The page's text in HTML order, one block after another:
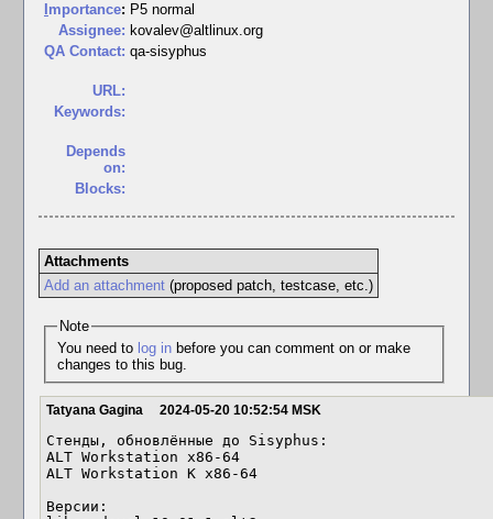
mportance: P5 normal
Assignee: kovalev@altlinux.org
QA Contact: qa-sisyphus
URL:
Keywords:
Depends
on:
Blocks:
Attachments
Add an attachment(proposed patch, testcase, etc.)
Note
You need to log inbefore you can comment on or make
changes to this bug.
Tatyana Gagina 2024-05-20 10:52:54 MSK
Стенды, обновлённые до Sisyphus:
ALT Workstation x86-64
ALT Workstation K x86-64
Версии: